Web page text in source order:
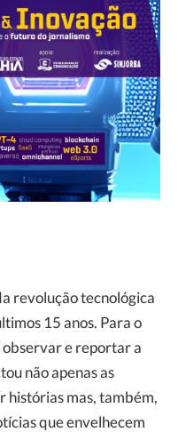
revolução tecnológica
15 anos. Para o
e reportar a
não apenas as
histórias mas, também,
que envelhecem